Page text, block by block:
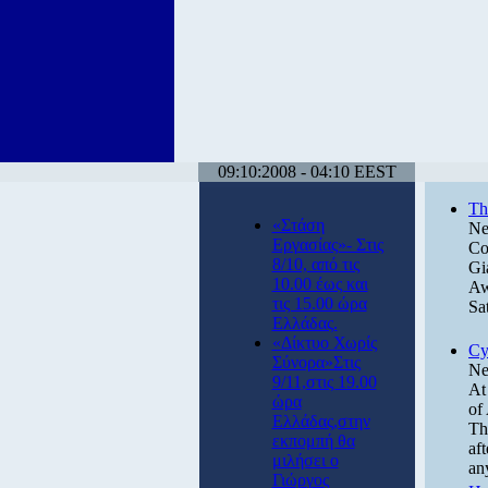
09:10:2008 - 04:10 EEST
«Στάση
Εργασίας»- Στις
8/10, από τις
10.00 έως και
τις 15.00 ώρα
Ελλάδας.
«Δίκτυο Χωρίς
Σύνορα»Στις
9/11,στις 19.00
ώρα
Ελλάδας,στην
εκπομπή θα
μιλήσει ο
Γιώργος
At
of